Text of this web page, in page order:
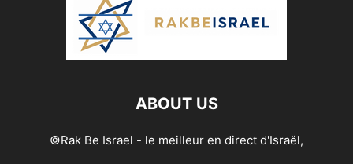
ABOUT US
©Rak Be Israel - le meilleur en direct d'Israël,